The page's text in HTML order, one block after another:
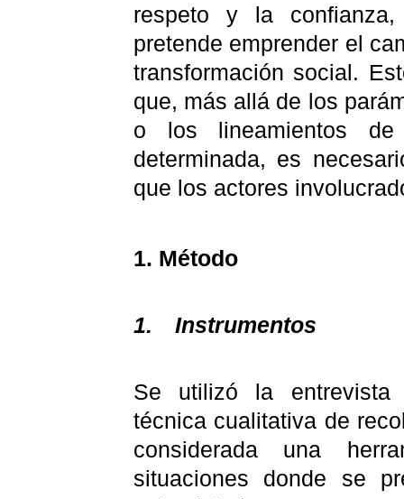
respeto y la
pretende emprender el
transformación social.
que, más allá de los
o los lineamientos
determinada, es
que los actores
1. Método
1. Instrumentos
Se utilizó la
técnica cualitativa de
considerada una
situaciones donde se